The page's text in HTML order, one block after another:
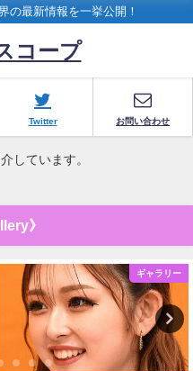
の最新情報を一挙公開！
コープ
Twitter お問い合わせ
しています。
》
ギャラリー